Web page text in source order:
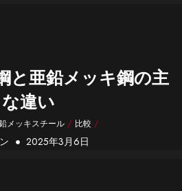
と亜鉛メッキ鋼の主
な違い
メッキスチール/ 比較 /
2025年3月6日